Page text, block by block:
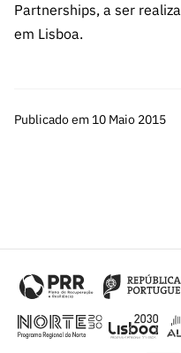
Partnerships, a ser
em Lisboa.
Publicado em 10 Maio 2015